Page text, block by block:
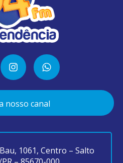
nosso canal
1061, Centro – Salto